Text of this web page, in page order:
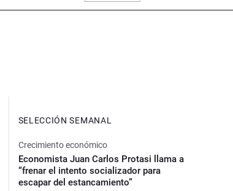
SELECCIÓN SEMANAL
Crecimiento económico
Economista Juan Carlos Protasi llama a
“frenar el intento socializador para
escapar del estancamiento”